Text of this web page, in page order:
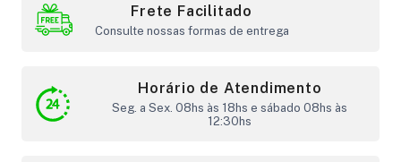
Frete Facilitado
Consulte nossas formas de entrega
Horário de Atendimento
Seg. a Sex. 08hs às 18hs e sábado 08hs às
12:30hs